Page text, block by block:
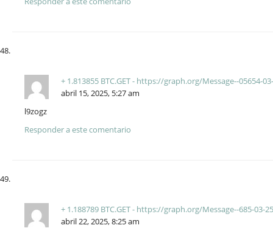
+ 1.813855 BTC.GET - https://graph.org/Message--05654-
abril 15, 2025, 5:27 am
l9zogz
Responder a este comentario
+ 1.188789 BTC.GET - https://graph.org/Message--685-03-
abril 22, 2025, 8:25 am